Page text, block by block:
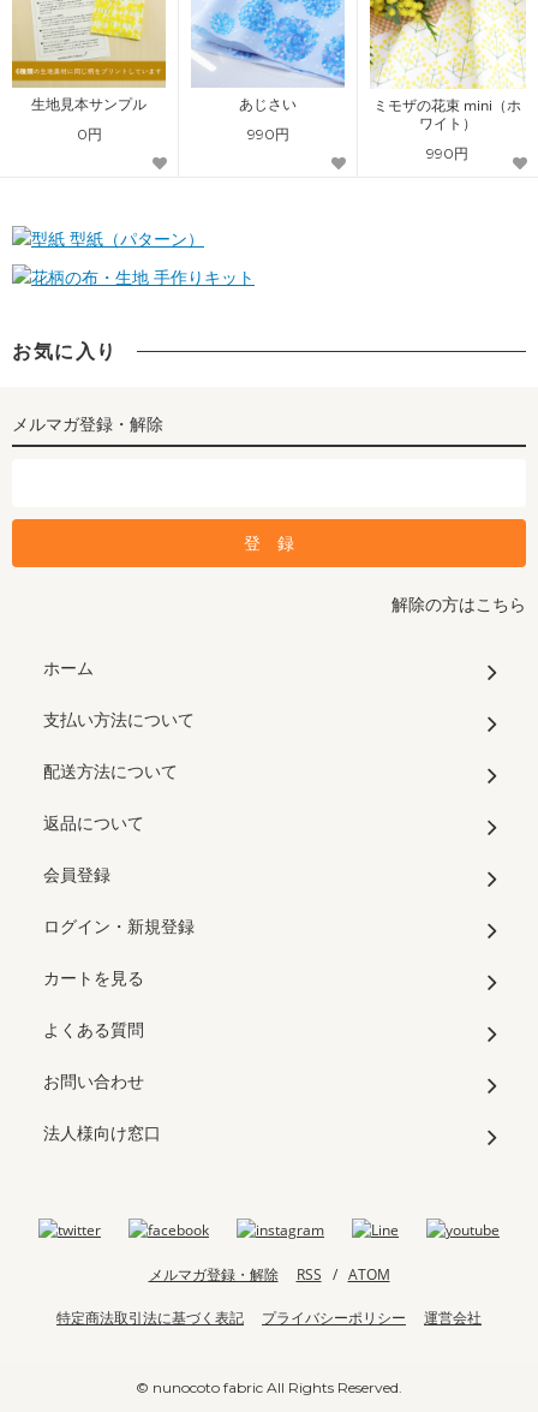
生地見本サンプル
0円
あじさい
990円
ミモザの花束 mini（ホ
ワイト）
990円
型紙（パターン）
手作りキット
お気に入り
メルマガ登録・解除
解除の方はこちら
ホーム
支払い方法について
配送方法について
返品について
会員登録
ログイン・新規登録
カートを見る
よくある質問
お問い合わせ
法人様向け窓口
メルマガ登録・解除 RSS / ATOM
特定商法取引法に基づく表記 プライバシーポリシー 運営会社
© nunocoto fabric All Rights Reserved.